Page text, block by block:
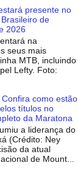
presente no
de
2026
na
seus mais
MTB, incluindo
Lefty. Foto:
como estão
títulos no
da Maratona
a liderança do
(Crédito: Ney
da atual
de Mount...